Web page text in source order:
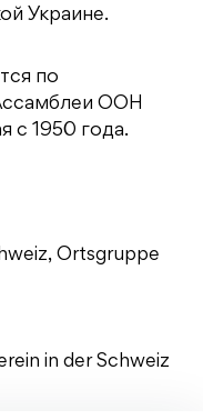
Украине.
по
ООН
с 1950 года.
Ortsgruppe
in der Schweiz